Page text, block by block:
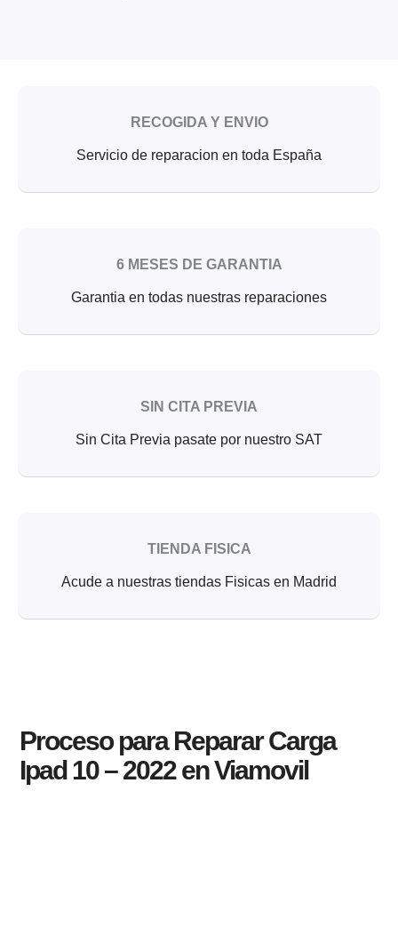
RECOGIDA Y ENVIO
Servicio de reparacion en toda España
6 MESES DE GARANTIA
Garantia en todas nuestras reparaciones
SIN CITA PREVIA
Sin Cita Previa pasate por nuestro SAT
TIENDA FISICA
Acude a nuestras tiendas Fisicas en Madrid
Proceso para Reparar Carga
Ipad 10 – 2022 en Viamovil